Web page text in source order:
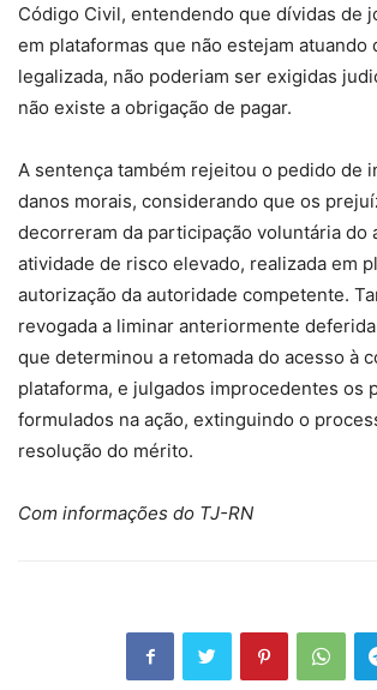
Código Civil, entendendo que dívidas de
em plataformas que não estejam atuando
legalizada, não poderiam ser exigidas
não existe a obrigação de pagar.
A sentença também rejeitou o pedido de
danos morais, considerando que os
decorreram da participação voluntária do
atividade de risco elevado, realizada em
autorização da autoridade competente.
revogada a liminar anteriormente
que determinou a retomada do acesso à
plataforma, e julgados improcedentes os
formulados na ação, extinguindo o
resolução do mérito.
Com informações do TJ-RN